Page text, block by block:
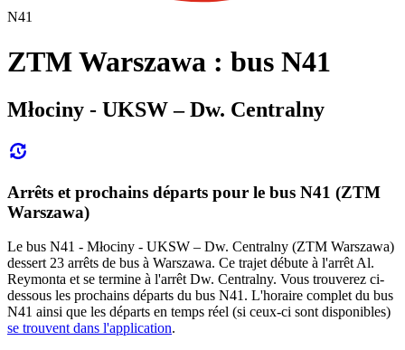
N41
ZTM Warszawa : bus N41
Młociny - UKSW – Dw. Centralny
Arrêts et prochains départs pour le bus N41 (ZTM
Warszawa)
Le bus N41 - Młociny - UKSW – Dw. Centralny (ZTM Warszawa)
dessert 23 arrêts de bus à Warszawa. Ce trajet débute à l'arrêt Al.
Reymonta et se termine à l'arrêt Dw. Centralny. Vous trouverez ci-
dessous les prochains départs du bus N41. L'horaire complet du bus
N41 ainsi que les départs en temps réel (si ceux-ci sont disponibles)
se trouvent dans l'application.